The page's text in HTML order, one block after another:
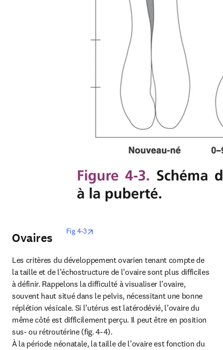
Fig 4-3
Ovaires
Les critères du développement ovarien tenant compte de
la taille et de l’échostructure de l’ovaire sont plus difficiles
à définir. Rappelons la difficulté à visualiser l’ovaire,
souvent haut situé dans le pelvis, nécessitant une bonne
réplétion vésicale. Si l’utérus est latérodévié, l’ovaire du
même côté est difficilement perçu. Il peut être en position
sus- ou rétroutérine (fig. 4-4).
À la période néonatale, la taille de l’ovaire est fonction du